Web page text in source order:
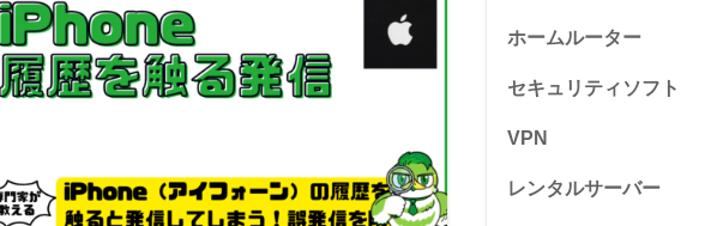
ホームルーター
セキュリティソフト
VPN
レンタルサーバー